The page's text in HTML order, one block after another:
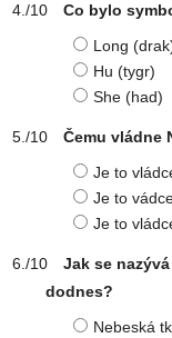
Co bylo
Long
Hu (tygr)
She (had)
Čemu vládne
Je to
Je to
Je to
Jak se
dodnes?
Nebeská